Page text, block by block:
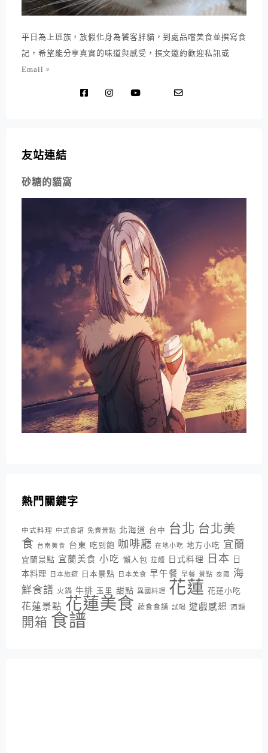
平日為上班族，放假化身為饕客胖貓，到處品嚐美食並撰寫食
記，希望能分享真實的味道與感受，撰文邀約歡迎私訊或
Email。
友站連結
砂糖的貓窩
熱門關鍵字
中式料理 中式食譜 免費景點 北海道 台中 台北 台北美
食 台南美食 台東 吃到飽 咖啡廳 在地小吃 地方小吃 宜蘭
宜蘭景點 宜蘭美食 小吃 懶人包 拉麵 日式料理 日本 日
本料理
日本旅遊 日本景點 日本美食 早午餐 早餐 景點 泰國
海
鮮食譜 火鍋 牛排 玉里 甜點 異國料理 花蓮 花蓮小吃
花蓮景點 花蓮美食 蔬食食譜 試喝 遊戲感想 酒類
開箱 食譜